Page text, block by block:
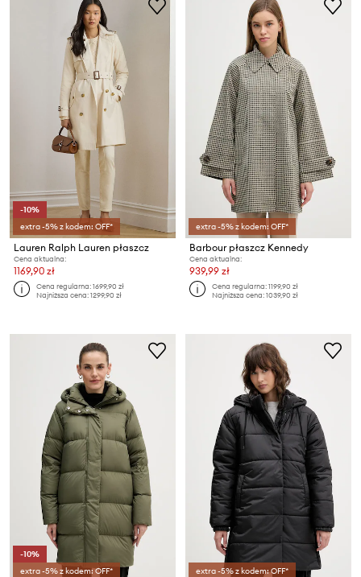
-10%
extra -5% z kodem: OFF*
Lauren Ralph Lauren płaszcz
Cena aktualna:
1169,90 zł
Cena regularna:1699,90 zł
Najniższa cena:1299,90 zł
extra -5% z kodem: OFF*
Barbour płaszcz Kennedy
Cena aktualna:
939,99 zł
Cena regularna:1199,90 zł
Najniższa cena:1039,90 zł
-10%
extra -5% z kodem: OFF*
extra -5% z kodem: OFF*